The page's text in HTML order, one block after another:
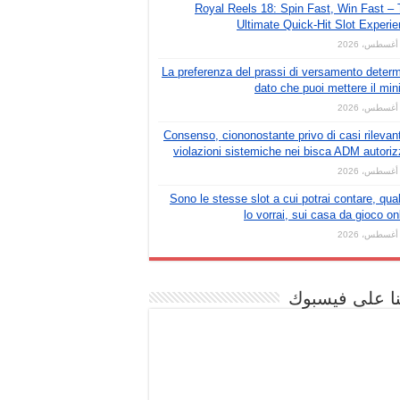
Royal Reels 18: Spin Fast, Win Fast –
Ultimate Quick‑Hit Slot
La preferenza del prassi di versamento
dato che puoi mettere il
Consenso, ciononostante privo di casi
violazioni sistemiche nei bisca ADM
Sono le stesse slot a cui potrai contare,
lo vorrai, sui casa da gioco
على فيسبوك